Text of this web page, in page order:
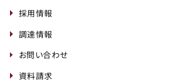
採用情報
調達情報
お問い合わせ
資料請求